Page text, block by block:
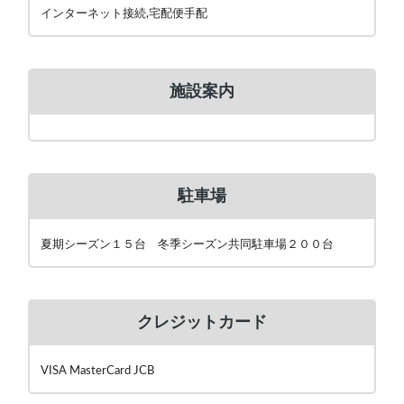
インターネット接続,宅配便手配
施設案内
駐車場
夏期シーズン１５台 冬季シーズン共同駐車場２００台
クレジットカード
VISA MasterCard JCB